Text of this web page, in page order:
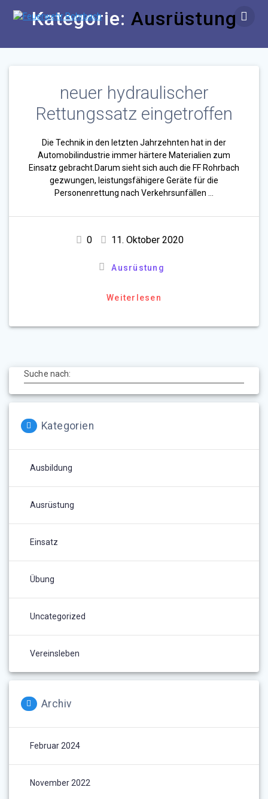
Inhalt
Kategorie: Ausrüstung
neuer hydraulischer
Rettungssatz eingetroffen
Die Technik in den letzten Jahrzehnten hat in der
Automobilindustrie immer härtere Materialien zum
Einsatz gebracht.Darum sieht sich auch die FF Rohrbach
gezwungen, leistungsfähigere Geräte für die
Personenrettung nach Verkehrsunfällen …
0 11. Oktober 2020
Ausrüstung
Weiterlesen
Suche nach:
Kategorien
Ausbildung
Ausrüstung
Einsatz
Übung
Uncategorized
Vereinsleben
Archiv
Februar 2024
November 2022